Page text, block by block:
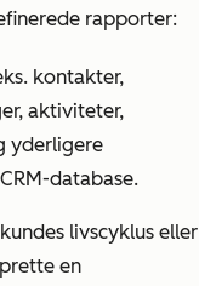
rapporter:
kontakter,
aktiviteter,
yderligere
database.
livscyklus eller
en